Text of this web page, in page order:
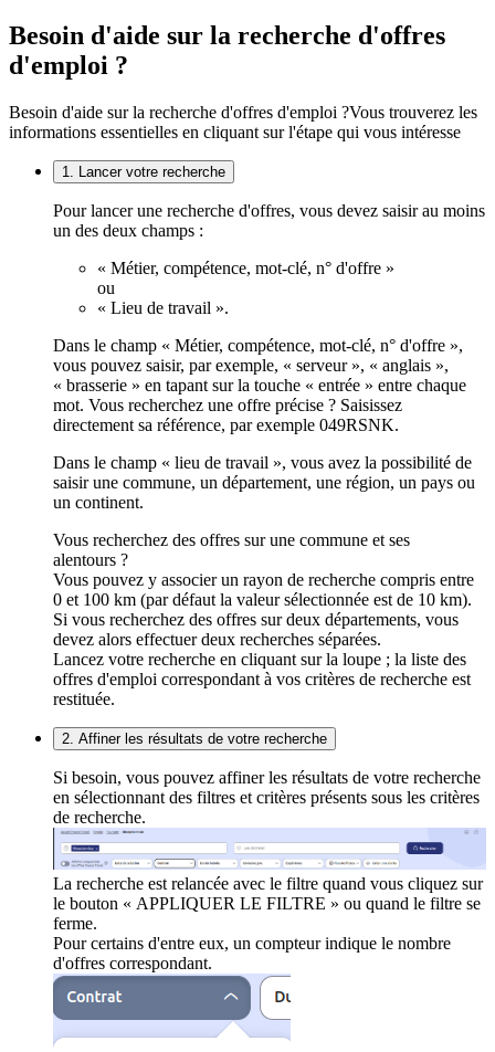
Besoin d'aide sur la recherche d'offres
d'emploi ?
Besoin d'aide sur la recherche d'offres d'emploi ?Vous trouverez les
informations essentielles en cliquant sur l'étape qui vous intéresse
1. Lancer votre recherche
Pour lancer une recherche d'offres, vous devez saisir au moins
un des deux champs :
« Métier, compétence, mot-clé, n° d'offre »
ou
« Lieu de travail ».
Dans le champ « Métier, compétence, mot-clé, n° d'offre »,
vous pouvez saisir, par exemple, « serveur », « anglais »,
« brasserie » en tapant sur la touche « entrée » entre chaque
mot. Vous recherchez une offre précise ? Saisissez
directement sa référence, par exemple 049RSNK.
Dans le champ « lieu de travail », vous avez la possibilité de
saisir une commune, un département, une région, un pays ou
un continent.
Vous recherchez des offres sur une commune et ses
alentours ?
Vous pouvez y associer un rayon de recherche compris entre
0 et 100 km (par défaut la valeur sélectionnée est de 10 km).
Si vous recherchez des offres sur deux départements, vous
devez alors effectuer deux recherches séparées.
Lancez votre recherche en cliquant sur la loupe ; la liste des
offres d'emploi correspondant à vos critères de recherche est
restituée.
2. Affiner les résultats de votre recherche
Si besoin, vous pouvez affiner les résultats de votre recherche
en sélectionnant des filtres et critères présents sous les critères
de recherche.
La recherche est relancée avec le filtre quand vous cliquez sur
le bouton « APPLIQUER LE FILTRE » ou quand le filtre se
ferme.
Pour certains d'entre eux, un compteur indique le nombre
d'offres correspondant.